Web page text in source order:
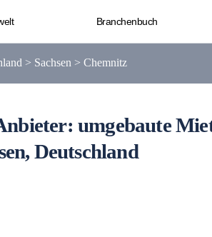
Branchenbuch
> Sachsen > Chemnitz
umgebaute
Deutschland